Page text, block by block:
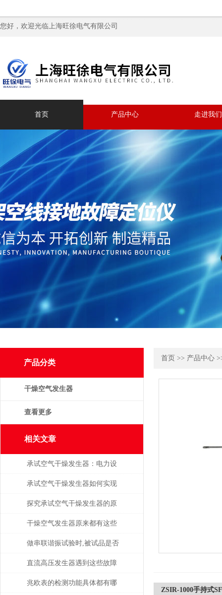
您好，欢迎光临上海旺徐电气有限公司
首页 产品中心 走进我们
产品分类
干燥空气发生器
查看更多
相关文章
承试空气干燥发生器：电力设
备绝缘维护的守护者
承试空气干燥发生器如何实现
自动化控制？
探究承试空气干燥发生器的原
理与应用
干燥空气发生器原来都有这些
性能和特点
做串联谐振试验时,被试品是否
被击穿该如何判断？
直流高压发生器遇到这些故障
该如何处理？
兆欧表的检测功能具体都有哪
首页 >> 产品中心
ZSIR-1000手持式